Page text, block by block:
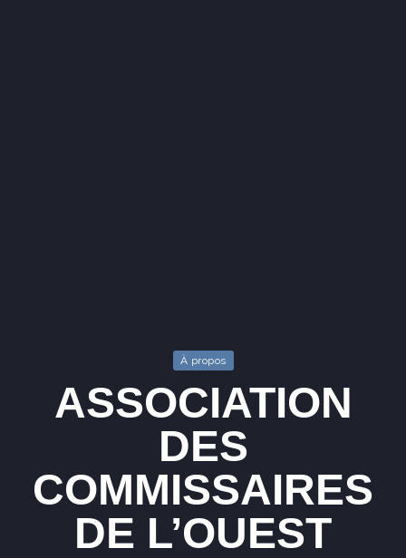
À propos
ASSOCIATION
DES
COMMISSAIRES
DE L’OUEST